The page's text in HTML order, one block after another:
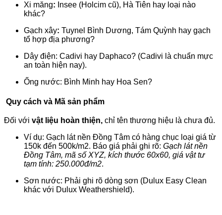
Xi măng: Insee (Holcim cũ), Hà Tiên hay loại nào
khác?
Gạch xây: Tuynel Bình Dương, Tám Quỳnh hay gạch
tổ hợp địa phương?
Dây điện: Cadivi hay Daphaco? (Cadivi là chuẩn mực
an toàn hiện nay).
Ống nước: Bình Minh hay Hoa Sen?
Quy cách và Mã sản phẩm
Đối với vật liệu hoàn thiện, chỉ tên thương hiệu là chưa đủ.
Ví dụ: Gạch lát nền Đồng Tâm có hàng chục loại giá từ
150k đến 500k/m2. Báo giá phải ghi rõ: Gạch lát nền
Đồng Tâm, mã số XYZ, kích thước 60x60, giá vật tư
tạm tính: 250.000đ/m2.
Sơn nước: Phải ghi rõ dòng sơn (Dulux Easy Clean
khác với Dulux Weathershield).